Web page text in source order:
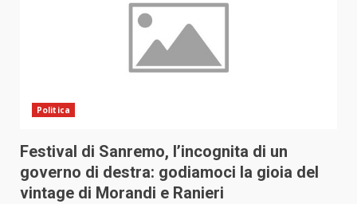
Politica
Festival di Sanremo, l’incognita di un
governo di destra: godiamoci la gioia del
vintage di Morandi e Ranieri